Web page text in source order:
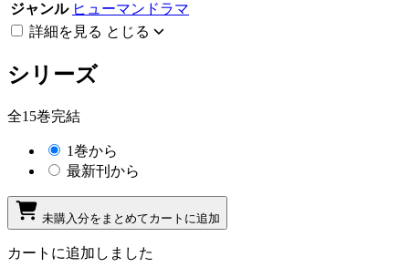
ジャンル ヒューマンドラマ
詳細を見る とじる
シリーズ
全15巻完結
1巻から
最新刊から
未購入分をまとめてカートに追加
カートに追加しました